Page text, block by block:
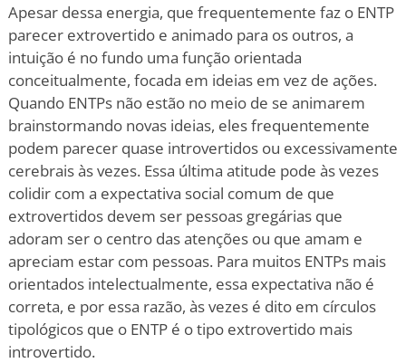
Apesar dessa energia, que frequentemente faz o ENTP
parecer extrovertido e animado para os outros, a
intuição é no fundo uma função orientada
conceitualmente, focada em ideias em vez de ações.
Quando ENTPs não estão no meio de se animarem
brainstormando novas ideias, eles frequentemente
podem parecer quase introvertidos ou excessivamente
cerebrais às vezes. Essa última atitude pode às vezes
colidir com a expectativa social comum de que
extrovertidos devem ser pessoas gregárias que
adoram ser o centro das atenções ou que amam e
apreciam estar com pessoas. Para muitos ENTPs mais
orientados intelectualmente, essa expectativa não é
correta, e por essa razão, às vezes é dito em círculos
tipológicos que o ENTP é o tipo extrovertido mais
introvertido.